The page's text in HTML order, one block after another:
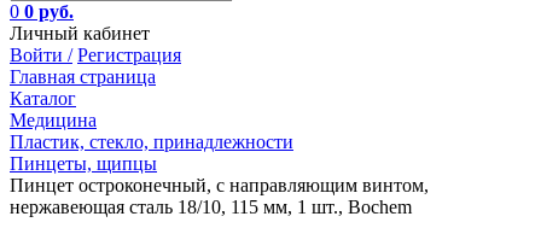
0 0 руб.
Личный кабинет
Войти / Регистрация
Главная страница
Каталог
Медицина
Пластик, стекло, принадлежности
Пинцеты, щипцы
Пинцет остроконечный, с направляющим винтом,
нержавеющая сталь 18/10, 115 мм, 1 шт., Bochem